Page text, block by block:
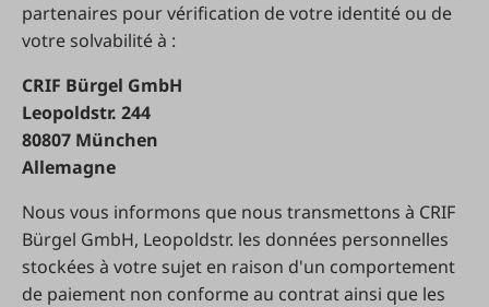
partenaires pour vérification de votre identité ou de
votre solvabilité à :
CRIF Bürgel GmbH
Leopoldstr. 244
80807 München
Allemagne
Nous vous informons que nous transmettons à CRIF
Bürgel GmbH, Leopoldstr. les données personnelles
stockées à votre sujet en raison d'un comportement
de paiement non conforme au contrat ainsi que les